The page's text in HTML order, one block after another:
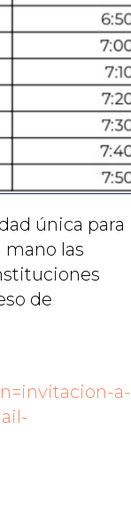
única para
las
de
a-